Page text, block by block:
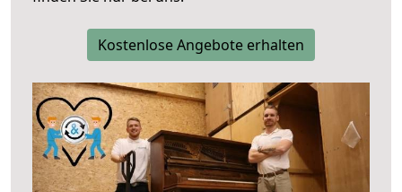
Kostenlose Angebote erhalten